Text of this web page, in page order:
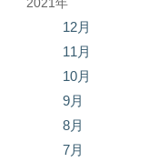
2021年
12月
11月
10月
9月
8月
7月